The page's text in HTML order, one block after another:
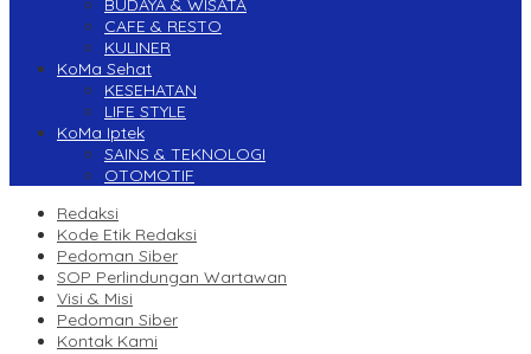
BUDAYA & WISATA
CAFE & RESTO
KULINER
KoMa Sehat
KESEHATAN
LIFE STYLE
KoMa Iptek
SAINS & TEKNOLOGI
OTOMOTIF
Redaksi
Kode Etik Redaksi
Pedoman Siber
SOP Perlindungan Wartawan
Visi & Misi
Pedoman Siber
Kontak Kami